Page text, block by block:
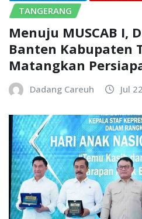
TANGERANG
Menuju MUSCAB I,
Banten Kabupaten
Matangkan
Dadang Careuh Jul